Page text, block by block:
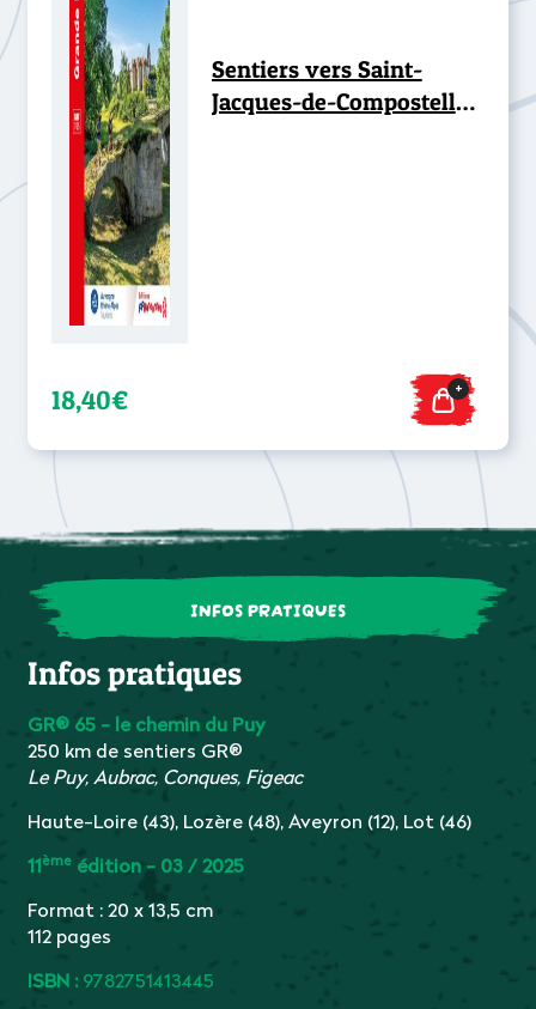
Sentiers vers Saint-
Jacques-de-Compostelle
18,40€ +
INFOS PRATIQUES
Infos pratiques
GR® 65 - le chemin du Puy
250 km de sentiers GR®
Le Puy, Aubrac, Conques, Figeac
Haute-Loire (43), Lozère (48), Aveyron (12), Lot (46)
11ème édition - 03 / 2025
Format : 20 x 13,5 cm
112 pages
ISBN : 9782751413445